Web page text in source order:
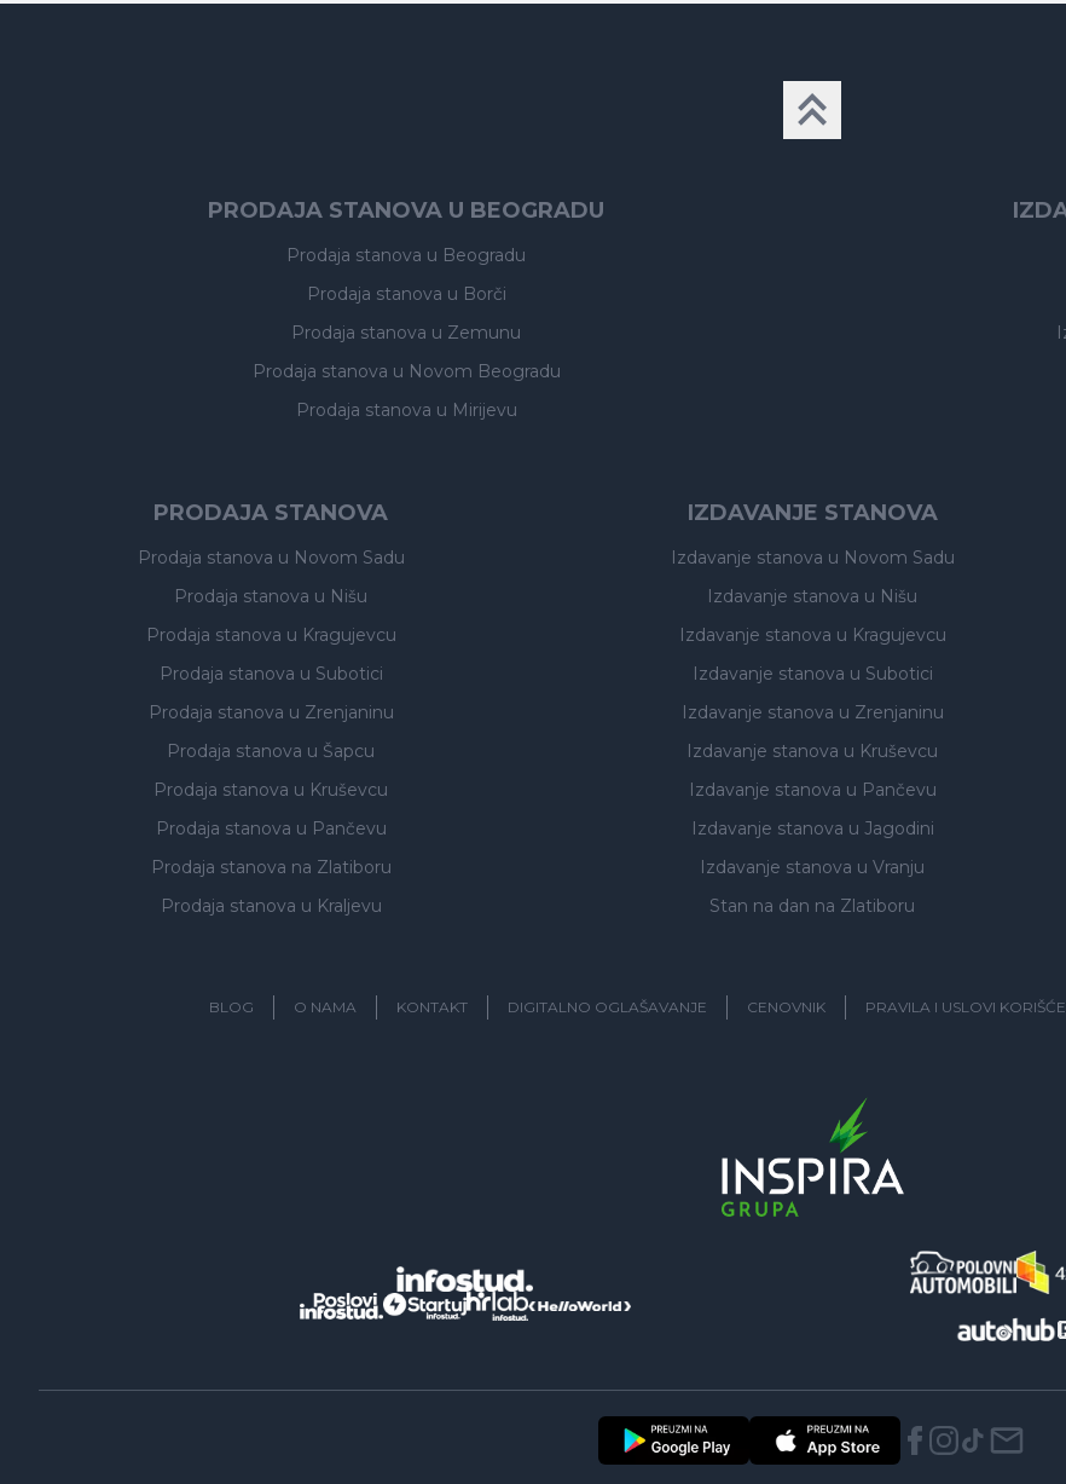
PRODAJA STANOVA U BEOGRADU
Prodaja stanova u Beogradu
Prodaja stanova u Borči
Prodaja stanova u Zemunu
Prodaja stanova u Novom Beogradu
Prodaja stanova u Mirijevu
PRODAJA STANOVA
Prodaja stanova u Novom Sadu
Prodaja stanova u Nišu
Prodaja stanova u Kragujevcu
Prodaja stanova u Subotici
Prodaja stanova u Zrenjaninu
Prodaja stanova u Šapcu
Prodaja stanova u Kruševcu
Prodaja stanova u Pančevu
Prodaja stanova na Zlatiboru
Prodaja stanova u Kraljevu
IZDAVANJE STANOVA
Izdavanje stanova u Novom Sadu
Izdavanje stanova u Nišu
Izdavanje stanova u Kragujevcu
Izdavanje stanova u Subotici
Izdavanje stanova u Zrenjaninu
Izdavanje stanova u Kruševcu
Izdavanje stanova u Pančevu
Izdavanje stanova u Jagodini
Izdavanje stanova u Vranju
Stan na dan na Zlatiboru
BLOG O NAMA KONTAKT DIGITALNO OGLAŠAVANJE CENOVNIK PRAVILA I USLOVI